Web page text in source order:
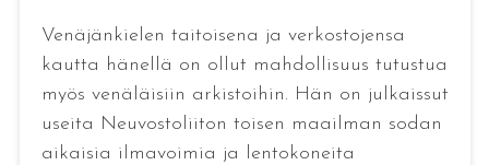
Venäjänkielen taitoisena ja verkostojensa
kautta hänellä on ollut mahdollisuus tutustua
myös venäläisiin arkistoihin. Hän on julkaissut
useita Neuvostoliiton toisen maailman sodan
aikaisia ilmavoimia ja lentokoneita